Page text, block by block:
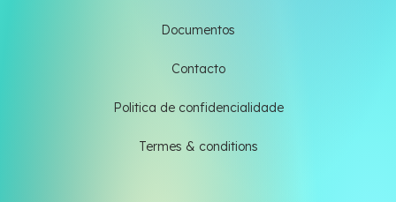
Documentos
Contacto
Politica de confidencialidade
Termes & conditions